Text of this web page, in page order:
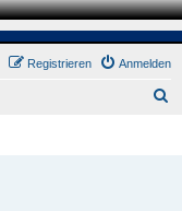
Anmelden
Registrieren